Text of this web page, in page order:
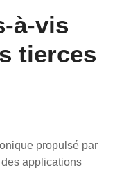
à-vis
tierces
propulsé par
applications